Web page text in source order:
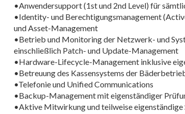
•Anwendersupport (1st und 2nd Level) für
•Identity- und Berechtigungsmanagement
und Asset-Management
•Betrieb und Monitoring der Netzwerk- und
einschließlich Patch- und Update-Management
•Hardware-Lifecycle-Management inklusive
•Betreuung des Kassensystems der
•Telefonie und Unified Communications
•Backup-Management mit eigenständiger
•Aktive Mitwirkung und teilweise eigenständige